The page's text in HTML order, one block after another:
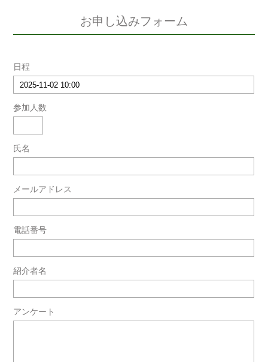
お申し込みフォーム
日程
参加人数
氏名
メールアドレス
電話番号
紹介者名
アンケート